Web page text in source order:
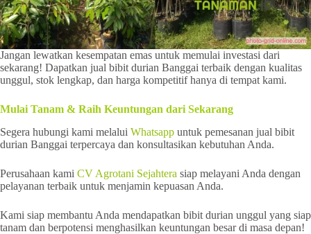
Jangan lewatkan kesempatan emas untuk memulai investasi dari
sekarang! Dapatkan jual bibit durian Banggai terbaik dengan kualitas
unggul, stok lengkap, dan harga kompetitif hanya di tempat kami.
Mulai Tanam & Raih Keuntungan dari Sekarang
Segera hubungi kami melalui Whatsapp untuk pemesanan jual bibit
durian Banggai terpercaya dan konsultasikan kebutuhan Anda.
Perusahaan kami CV Agrotani Sejahtera siap melayani Anda dengan
pelayanan terbaik untuk menjamin kepuasan Anda.
Kami siap membantu Anda mendapatkan bibit durian unggul yang siap
tanam dan berpotensi menghasilkan keuntungan besar di masa depan!